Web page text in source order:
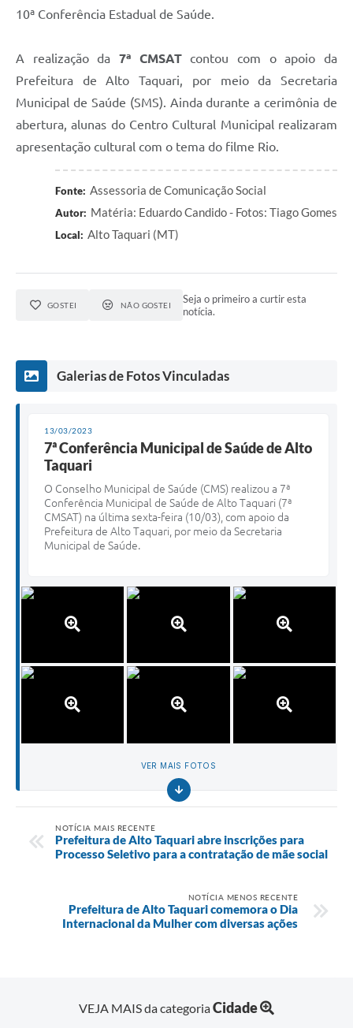
10ª Conferência Estadual de Saúde.
A realização da 7ª CMSATcontou com o apoio da
Prefeitura de Alto Taquari, por meio da Secretaria
Municipal de Saúde (SMS). Ainda durante a cerimônia de
abertura, alunas do Centro Cultural Municipal realizaram
apresentação cultural com o tema do filme Rio.
Fonte: Assessoria de Comunicação Social
Autor: Matéria: Eduardo Candido - Fotos: Tiago Gomes
Local: Alto Taquari (MT)
GOSTEI NÃO GOSTEI
Seja o primeiro a curtir esta
notícia.
Galerias de Fotos Vinculadas
13/03/2023
7ª Conferência Municipal de Saúde de Alto
Taquari
O Conselho Municipal de Saúde (CMS) realizou a 7ª
Conferência Municipal de Saúde de Alto Taquari (7ª
CMSAT) na última sexta-feira (10/03), com apoio da
Prefeitura de Alto Taquari, por meio da Secretaria
Municipal de Saúde.
VER MAIS FOTOS
NOTÍCIA MAIS RECENTE
Prefeitura de Alto Taquari abre inscrições para
Processo Seletivo para a contratação de mãe social
NOTÍCIA MENOS RECENTE
Prefeitura de Alto Taquari comemora o Dia
Internacional da Mulher com diversas ações
VEJA MAIS da categoriaCidade